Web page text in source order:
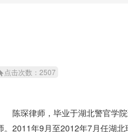
点击次数：2507
陈琛律师，毕业于湖北警官学院
。2011年9月至2012年7月任湖